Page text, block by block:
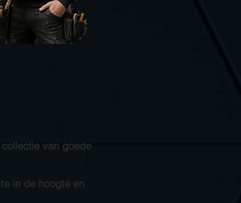
van goede
in de hoogte en